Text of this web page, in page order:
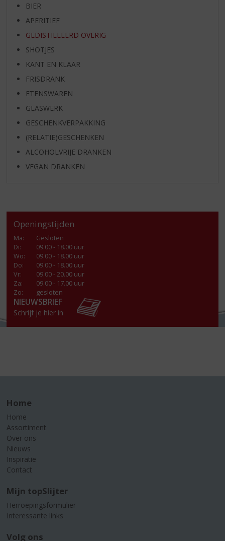
BIER
APERITIEF
GEDISTILLEERD OVERIG
SHOTJES
KANT EN KLAAR
FRISDRANK
ETENSWAREN
GLASWERK
GESCHENKVERPAKKING
(RELATIE)GESCHENKEN
ALCOHOLVRIJE DRANKEN
VEGAN DRANKEN
Openingstijden
Ma:
Gesloten
Di:
09.00 - 18.00 uur
Wo:
09.00 - 18.00 uur
Do:
09.00 - 18.00 uur
Vr:
09.00 - 20.00 uur
Za:
09.00 - 17.00 uur
Zo:
gesloten
NIEUWSBRIEF
Schrijf je hier in
Home
Home
Assortiment
Over ons
Nieuws
Inspiratie
Contact
Mijn topSlijter
Herroepingsformulier
Interessante links
Volg ons